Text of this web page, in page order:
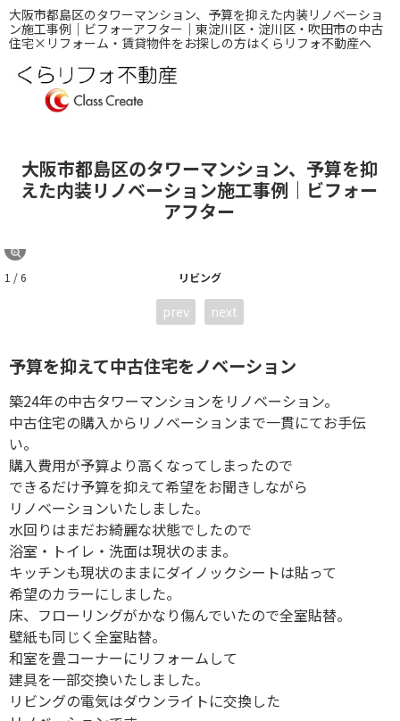
大阪市都島区のタワーマンション、予算を抑えた内装リノベーショ
ン施工事例｜ビフォーアフター｜東淀川区・淀川区・吹田市の中古
住宅×リフォーム・賃貸物件をお探しの方はくらリフォ不動産へ
大阪市都島区のタワーマンション、予算を抑
えた内装リノベーション施工事例｜ビフォー
アフター
リビング
1 / 6
prev next
予算を抑えて中古住宅をノベーション
築24年の中古タワーマンションをリノベーション。
中古住宅の購入からリノベーションまで一貫にてお手伝
い。
購入費用が予算より高くなってしまったので
できるだけ予算を抑えて希望をお聞きしながら
リノベーションいたしました。
水回りはまだお綺麗な状態でしたので
浴室・トイレ・洗面は現状のまま。
キッチンも現状のままにダイノックシートは貼って
希望のカラーにしました。
床、フローリングがかなり傷んでいたので全室貼替。
壁紙も同じく全室貼替。
和室を畳コーナーにリフォームして
建具を一部交換いたしました。
リビングの電気はダウンライトに交換した